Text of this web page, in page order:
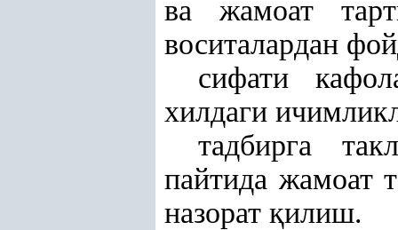
ва жамоат
воситалардан
сифати
хилдаги
тадбирга
пайтида жамоат
назорат қилиш.